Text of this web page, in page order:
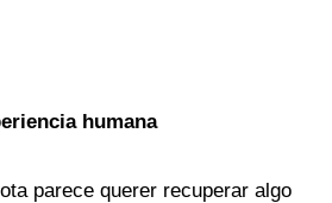
humana
parece querer recuperar algo